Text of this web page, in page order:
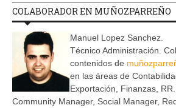
COLABORADOR EN MUÑOZPARREÑO
Manuel Lopez Sanchez.
Técnico Administración.
contenidos de
en las áreas de
Exportación, Finanzas,
Community Manager, Social Manager,